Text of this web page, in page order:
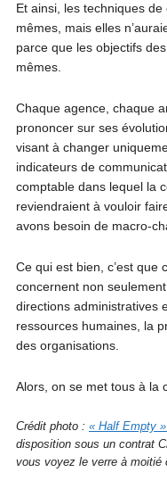
Et ainsi, les techniques
mêmes, mais elles
parce que les objectifs
mêmes.
Chaque agence, chaque
prononcer sur ses
visant à changer
indicateurs de
comptable dans lequel la
reviendraient à vouloir
avons besoin de macro-
Ce qui est bien, c’est que
concernent non
directions administratives
ressources humaines, la
des organisations.
Alors, on se met tous à la
Crédit photo : « Half Empty
disposition sous un contrat
vous voyez le verre à moitié